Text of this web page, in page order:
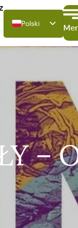
Polski
Deutsch
Italiano
Español
–